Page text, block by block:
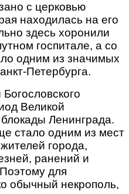
с церковью
находилась на его
здесь хоронили
госпитале, а со
одним из значимых
Петербурга.
Великой
Ленинграда.
стало одним из мест
города,
ранений и
для
обычный некрополь,